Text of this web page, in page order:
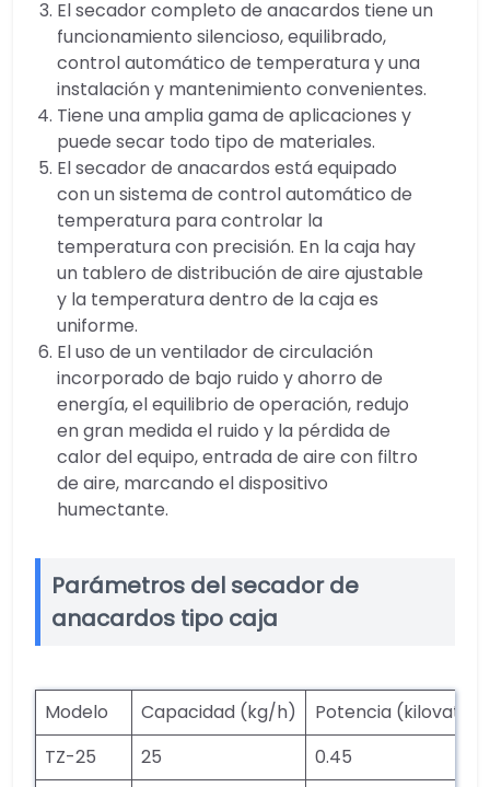
El secador completo de anacardos tiene un
funcionamiento silencioso, equilibrado,
control automático de temperatura y una
instalación y mantenimiento convenientes.
Tiene una amplia gama de aplicaciones y
puede secar todo tipo de materiales.
El secador de anacardos está equipado
con un sistema de control automático de
temperatura para controlar la
temperatura con precisión. En la caja hay
un tablero de distribución de aire ajustable
y la temperatura dentro de la caja es
uniforme.
El uso de un ventilador de circulación
incorporado de bajo ruido y ahorro de
energía, el equilibrio de operación, redujo
en gran medida el ruido y la pérdida de
calor del equipo, entrada de aire con filtro
de aire, marcando el dispositivo
humectante.
Parámetros del secador de
anacardos tipo caja
Modelo Capacidad (kg/h)
Potencia
TZ-25
25
0.45